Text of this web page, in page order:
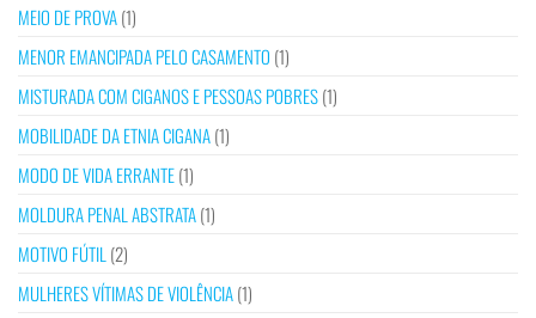
MEIO DE PROVA(1)
MENOR EMANCIPADA PELO CASAMENTO (1)
MISTURADA COM CIGANOS E PESSOAS POBRES(1)
MOBILIDADE DA ETNIA CIGANA(1)
MODO DE VIDA ERRANTE(1)
MOLDURA PENAL ABSTRATA(1)
MOTIVO FÚTIL (2)
MULHERES VÍTIMAS DE VIOLÊNCIA(1)